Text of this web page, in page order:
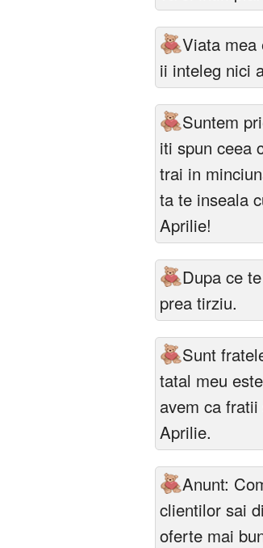
Viata mea
ii inteleg nici
Suntem
iti spun ceea
trai in
ta te inseala
Aprilie!
Dupa ce
prea tirziu.
Sunt
tatal meu
avem ca
Aprilie.
Anunt:
clientilor sai
oferte mai